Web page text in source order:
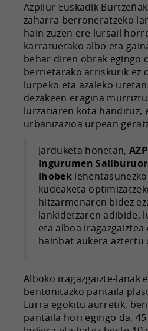
Azpilur Euskadik
zaharra berroneratzeko
hain zuzen ere lursail
karratuetako albo eta
behar diren obrak egingo
berrietarako arriskurik ez
lurpeko eta azaleko
dezakeen eragina
lurzatiaren kota handituz,
urbanizazioa urpean
Jarduketa honetan,
Ingurumen
Ihobek
kudeaketa
hitzarmenaren bidez
lankidetzaren adibide,
eta alboa iragazgaiztea
hainbat aukera aztertu
Alboko iragazgaizte-lanak
bentonitazko pantaila
Lurra egokitu aurretik,
pantaila hori egingo da,